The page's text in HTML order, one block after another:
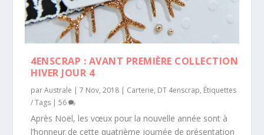
4ENSCRAP : AVANT PREMIÈRE COLLECTION
HIVER JOUR 4
parAustrale |7 Nov, 2018 | Carterie, DT 4enscrap, Étiquettes
/ Tags |56
Après Noël, les vœux pour la nouvelle année sont à
l’honneur de cette quatrième journée de présentation